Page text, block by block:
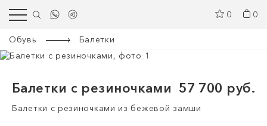
0 0
Обувь Балетки
Балетки с резиночками 57 700 руб.
Балетки с резиночками из бежевой замши